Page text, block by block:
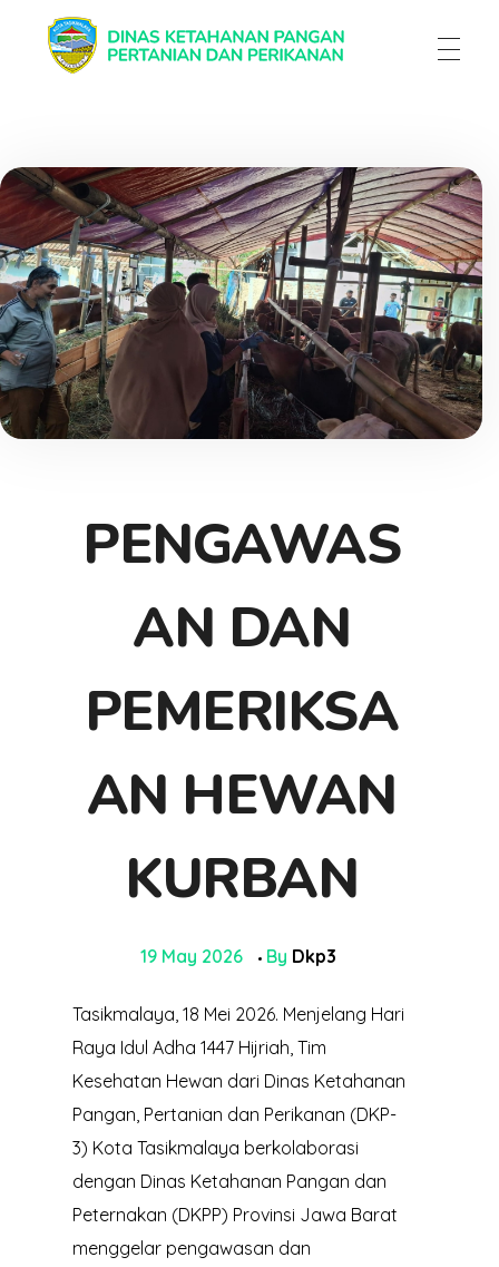
PENGAWAS
AN DAN
PEMERIKSA
AN HEWAN
KURBAN
19 May 2026 By Dkp3
Tasikmalaya, 18 Mei 2026. Menjelang Hari
Raya Idul Adha 1447 Hijriah, Tim
Kesehatan Hewan dari Dinas Ketahanan
Pangan, Pertanian dan Perikanan (DKP-
3) Kota Tasikmalaya berkolaborasi
dengan Dinas Ketahanan Pangan dan
Peternakan (DKPP) Provinsi Jawa Barat
menggelar pengawasan dan